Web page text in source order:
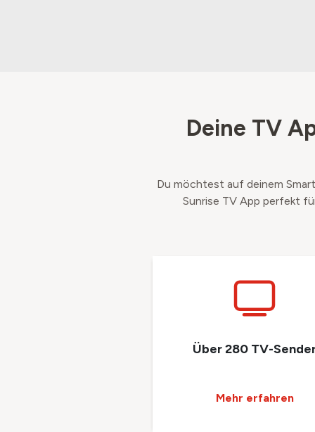
Deine TV
Du möchtest auf deinem
Sunrise TV App perfekt
Über 280 TV-
Mehr erfahren